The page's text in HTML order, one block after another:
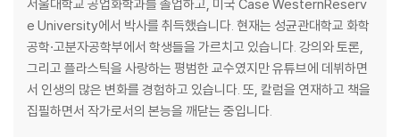
13 2차 산업혁명기, 자동차 시대의 개막
14 2차 산업혁명기, 정유의 시작
15 세계대전 그리고 석유 패권 시대의 도래
2부 20세기 초: 석유화학과 플라스틱의 시대
서울대학교 공업화학과를 졸업하고, 미국 Case WesternReserv
e University에서 박사를 취득했습니다. 현재는 성균관대학교 화학
공학·고분자공학부에서 학생들을 가르치고 있습니다. 강의와 토론,
그리고 플라스틱을 사랑하는 평범한 교수였지만 유튜브에 데뷔하면
서 인생의 많은 변화를 경험하고 있습니다. 또, 칼럼을 연재하고 책을
집필하면서 작가로서의 본능을 깨닫는 중입니다.